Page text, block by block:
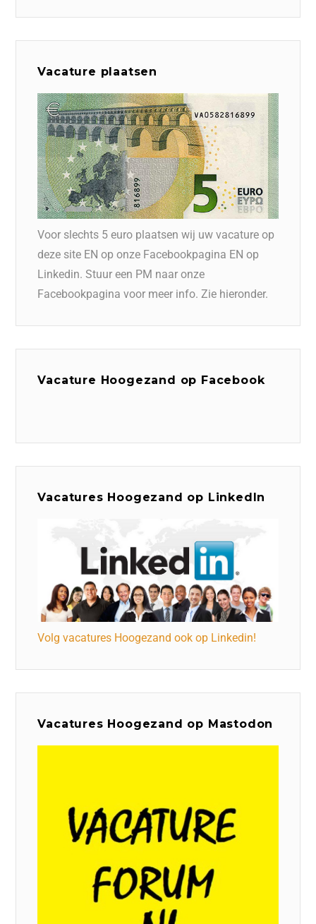
Vacature plaatsen
Voor slechts 5 euro plaatsen wij uw vacature op
deze site EN op onze Facebookpagina EN op
Linkedin. Stuur een PM naar onze
Facebookpagina voor meer info. Zie hieronder.
Vacature Hoogezand op Facebook
Vacatures Hoogezand op LinkedIn
Volg vacatures Hoogezand ook op Linkedin!
Vacatures Hoogezand op Mastodon